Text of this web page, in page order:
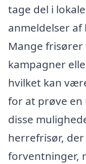
tage del i
anmeldelser
Mange
kampagner
hvilket kan
for at prøve en
disse
herrefrisør,
forventninger,